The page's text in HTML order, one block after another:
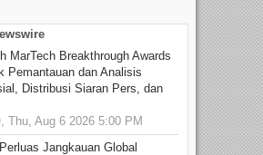
MarTech Breakthrough Awards
Pemantauan dan Analisis
Distribusi Siaran Pers, dan
Thu, Aug 6 2026 5:00 PM
Jangkauan Global